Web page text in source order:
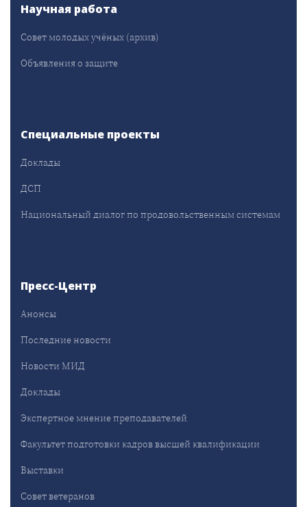
Научная работа
Совет молодых учёных (архив)
Объявления о защите
Специальные проекты
Доклады
ДСП
Национальный диалог по продовольственным системам
Пресс-Центр
Анонсы
Последние новости
Новости МИД
Доклады
Экспертное мнение преподавателей
Факультет подготовки кадров высшей квалификации
Выставки
Совет ветеранов